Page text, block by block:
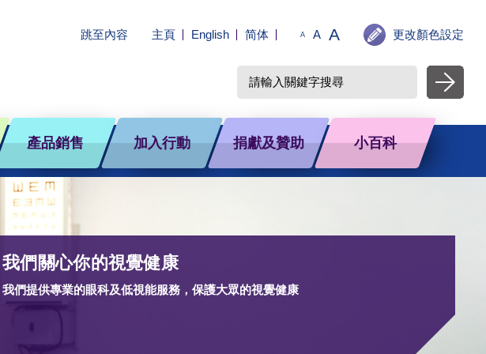
跳至內容 主頁 English 简体 A A A 更改顏色設定
產品銷售 加入行動 捐獻及贊助 小百科
我們關心你的視覺健康
我們提供專業的眼科及低視能服務，保護大眾的視覺健康